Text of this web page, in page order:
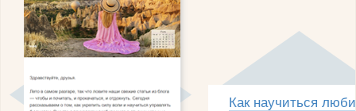
Как научиться